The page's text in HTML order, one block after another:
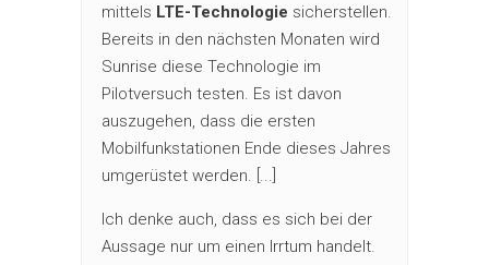
mittels LTE-Technologie sicherstellen.
Bereits in den nächsten Monaten wird
Sunrise diese Technologie im
Pilotversuch testen. Es ist davon
auszugehen, dass die ersten
Mobilfunkstationen Ende dieses Jahres
umgerüstet werden. [...]
Ich denke auch, dass es sich bei der
Aussage nur um einen Irrtum handelt.